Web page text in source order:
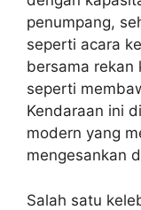
penumpang,
seperti acara
bersama rekan
seperti
Kendaraan ini
modern yang
mengesankan
Salah satu